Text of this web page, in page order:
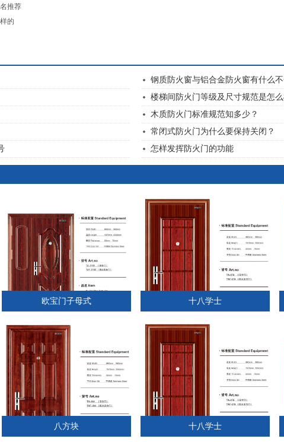
推荐
的
钢质防火窗与铝合金防火窗有什么
楼梯间防火门等级及尺寸规范是怎
木质防火门标准规范知多少？
常闭式防火门为什么要保持关闭？
怎样发挥防火门的功能
欧宝门子母式 十八学士
八方块 十八学士